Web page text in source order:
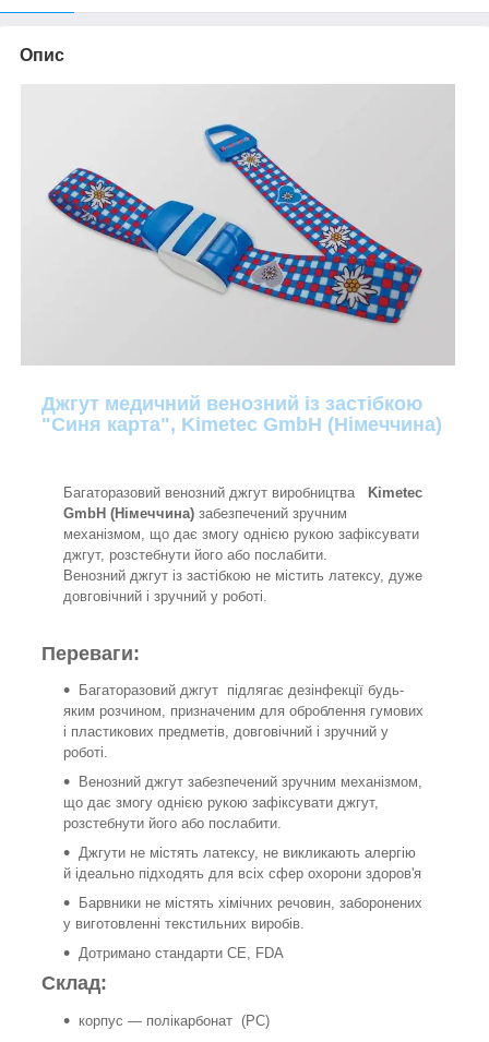
Опис
Джгут медичний венозний із застібкою
"Синя карта", Kimetec GmbH (Німеччина)
Багаторазовий венозний джгут виробництва
Kimetec
GmbH (Німеччина) забезпечений зручним
механізмом, що дає змогу однією рукою зафіксувати
джгут, розстебнути його або послабити.
Венозний джгут із застібкою не містить латексу, дуже
довговічний і зручний у роботі.
Переваги:
Багаторазовий джгут підлягає дезінфекції будь-
яким розчином, призначеним для оброблення гумових
і пластикових предметів, довговічний і зручний у
роботі.
Венозний джгут забезпечений зручним механізмом,
що дає змогу однією рукою зафіксувати джгут,
розстебнути його або послабити.
Джгути не містять латексу, не викликають алергію
й ідеально підходять для всіх сфер охорони здоров'я
Барвники не містять хімічних речовин, заборонених
у виготовленні текстильних виробів.
Дотримано стандарти CE, FDA
Склад:
корпус — полікарбонат (PC)